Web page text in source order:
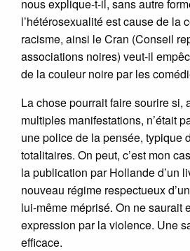
nous explique-t-il, sans autre
l’hétérosexualité est cause de la
racisme, ainsi le Cran (Conseil
associations noires) veut-il
de la couleur noire par les
La chose pourrait faire sourire si,
multiples manifestations, n’était
une police de la pensée, typique
totalitaires. On peut, c’est mon
la publication par Hollande d’un
nouveau régime respectueux
lui-même méprisé. On ne saurait
expression par la violence. Une
efficace.